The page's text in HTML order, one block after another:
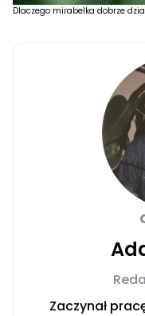
Dlaczego mirabelka dobrze
Zaczynał